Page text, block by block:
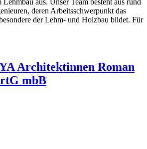
deren Arbeitsschwerpunkt das
der Lehm- und Holzbau bildet. Für
Architektinnen Roman
mbB